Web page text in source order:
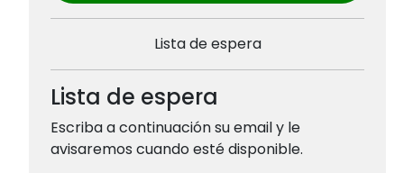
Lista de espera
Lista de espera
Escriba a continuación su email y le
avisaremos cuando esté disponible.